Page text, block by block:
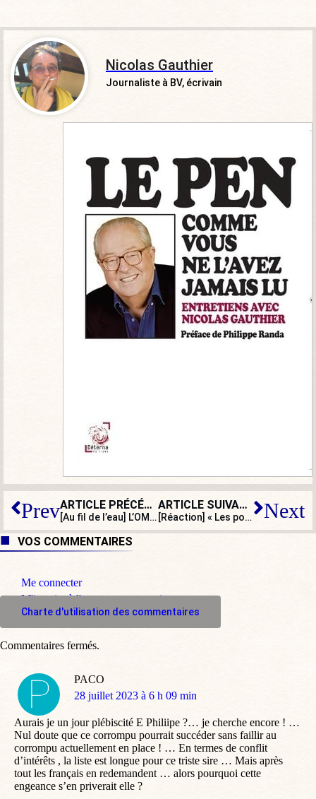
Nicolas Gauthier
Journaliste à BV, écrivain
Prev ARTICLE PRÉCÉDENT
[Au fil de l’eau] L’OMS contre la souveraineté des peuples ?
ARTICLE SUIVANT
[Réaction] « Les policiers ne sont pas au-dessus des lois, ni au-dessous » Next
VOS COMMENTAIRES
Me connecter
M'inscrire à l'espace commentaire
Charte d'utilisation des commentaires
PACO
dit
28 juillet 2023 à 6 h 09 min
Aurais je un jour plébiscité E Philiipe ?… je cherche encore ! …
Nul doute que ce corrompu pourrait succéder sans faillir au
corrompu actuellement en place ! … En termes de conflit
d’intérêts , la liste est longue pour ce triste sire … Mais après
tout les français en redemandent … alors pourquoi cette
engeance s’en priverait elle ?
Commentaires fermés.